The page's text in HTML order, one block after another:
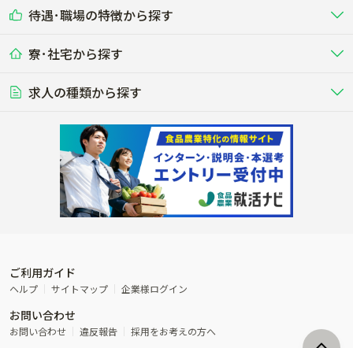
する牧場
養豚
る養豚場
レースで活躍する馬の手入れや子馬
その他畜産
その他動物の畜産業（羊、ウズラな
ど）
畑・圃場で野菜・穀物を生産 ビニールハウスで多様な野菜の生産
稲作
ビニールハウスで観賞用植物の栽
植物工場
環境制御された工場で野菜の生産管
理
農業資材･肥料
農場設備・肥料・飼料の生産・流
農業用の機械・機材の開発・販
流通･商社
農産物・農産品の物流・卸し・輸出
入
製造･加工･販売 福祉
その他農業関連企業
ネス
その他業種
木材の植林・伐採・加工、または
漁業･養殖
魚介類の採捕・養殖、または水産加
工場
研究･開発 WEB･IT
その他職種
未経験歓迎
学歴不問
50代採用実績あり
AT免許OK
内定まで最短1週間 管理者･幹部採用
待遇･職場の特徴から探す
社会保険完備
食事補助あり
年間休日100日以上
経験者優遇 独立支援可能
寮･社宅から探す
単身寮あり
寮･社宅相談可
求人の種類から探す
転職おまかせ求人
ご利用ガイド
ヘルプ サイトマップ 企業様ログイン
お問い合わせ
お問い合わせ 違反報告 採用をお考えの方へ